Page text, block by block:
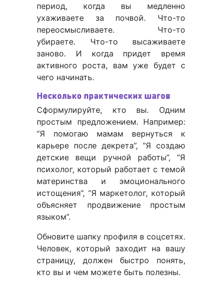
период, когда вы медленно
ухаживаете за почвой. Что-то
переосмысливаете. Что-то
убираете. Что-то высаживаете
заново. И когда придет время
активного роста, вам уже будет с
чего начинать.
Несколько практических шагов
Сформулируйте, кто вы. Одним
простым предложением. Например:
“Я помогаю мамам вернуться к
карьере после декрета”, “Я создаю
детские вещи ручной работы”, “Я
психолог, который работает с темой
материнства и эмоционального
истощения”, “Я маркетолог, который
объясняет продвижение простым
языком”.
Обновите шапку профиля в соцсетях.
Человек, который заходит на вашу
страницу, должен быстро понять,
кто вы и чем можете быть полезны.